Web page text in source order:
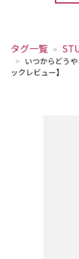
タグ一覧
いつからどう
ックレビュー】